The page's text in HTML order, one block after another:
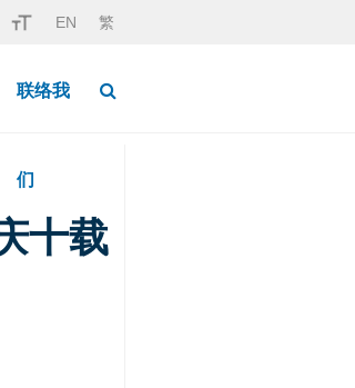
EN 繁
联络我
们
Button Search Desktop
十载